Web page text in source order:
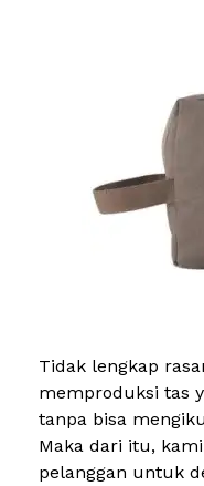
Tidak lengkap
memproduksi tas
tanpa bisa
Maka dari itu,
pelanggan untuk